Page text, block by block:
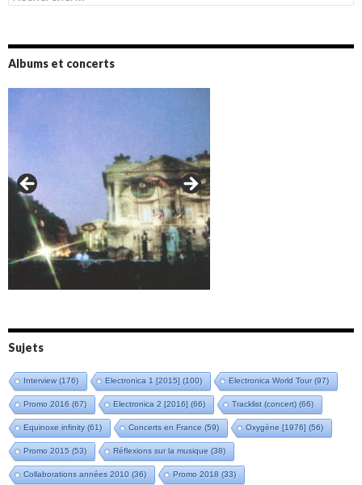
Albums et concerts
Amazônia (2021)
Oxymore (2022)
Versailles 400 (2024)
Live in Bratislava (2025)
Sujets
Interview(176) Electronica 1 [2015] (100) Electronica World Tour(97)
Promo 2016 (67) Electronica 2 [2016] (66) Tracklist (concert) (66)
Equinoxe infinity(61) Concerts en France (59) Oxygène [1976] (56)
Promo 2015 (53) Réflexions sur la musique (38)
Collaborations années 2010 (36) Promo 2018 (33)